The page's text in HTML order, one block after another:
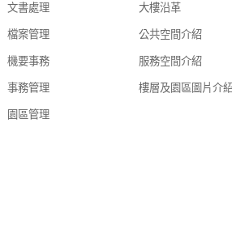
文書處理
檔案管理
機要事務
事務管理
園區管理
大樓沿革
公共空間介紹
服務空間介紹
樓層及園區圖片介